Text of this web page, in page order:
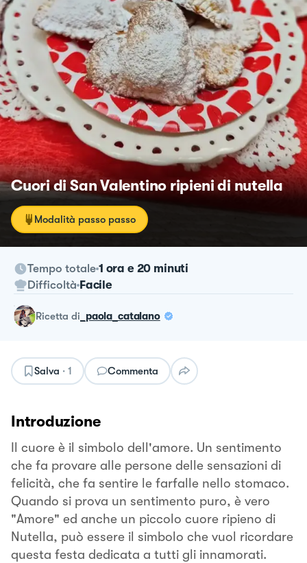
Cuori di San Valentino ripieni di nutella
Modalità passo passo
Tempo totale 1 ora e 20 minuti
Difficoltà Facile
ricetta di _paola_catalano
Salva · 1 Commenta
Introduzione
Il cuore è il simbolo dell'amore. Un sentimento
che fa provare alle persone delle sensazioni di
felicità, che fa sentire le farfalle nello stomaco.
Quando si prova un sentimento puro, è vero
"Amore" ed anche un piccolo cuore ripieno di
Nutella, può essere il simbolo che vuol ricordare
questa festa dedicata a tutti gli innamorati.